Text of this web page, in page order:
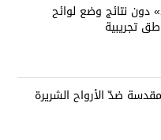
جــولة «روما 2» دون نتائج وضع لوائح
تجريبية
ضدّ الأرواح الشريرة